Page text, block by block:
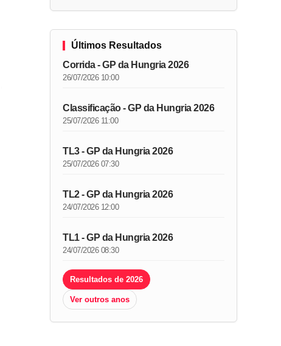
Últimos Resultados
Corrida - GP da Hungria 2026
26/07/2026 10:00
Classificação - GP da Hungria 2026
25/07/2026 11:00
TL3 - GP da Hungria 2026
25/07/2026 07:30
TL2 - GP da Hungria 2026
24/07/2026 12:00
TL1 - GP da Hungria 2026
24/07/2026 08:30
Resultados de 2026
Ver outros anos